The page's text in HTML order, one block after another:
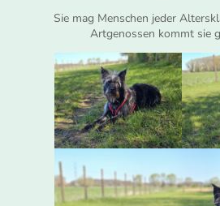
Sie mag Menschen jeder
Artgenossen kommt sie